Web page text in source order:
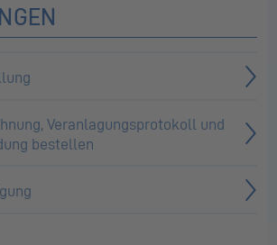
Veranlagungsprotokoll und
bestellen